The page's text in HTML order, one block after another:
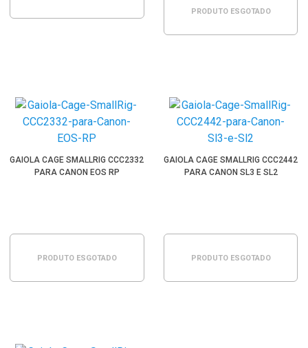
PRODUTO ESGOTADO
GAIOLA CAGE SMALLRIG CCC2332
PARA CANON EOS RP
PRODUTO ESGOTADO
GAIOLA CAGE SMALLRIG CCC2442
PARA CANON SL3 E SL2
PRODUTO ESGOTADO